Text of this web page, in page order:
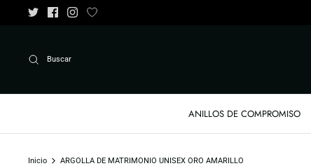
Buscar
ANILLOS DE COMPROMISO
Inicio ARGOLLA DE MATRIMONIO UNISEX ORO AMARILLO